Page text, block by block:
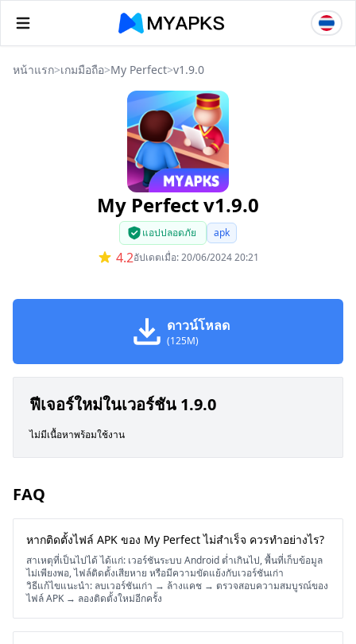
หน้าแรก>เกมมือถือ>My Perfect>v1.9.0
My Perfect v1.9.0
แอปปลอดภัย apk
4.2อัปเดตเมื่อ: 20/06/2024 20:21
ดาวน์โหลด
(125M)
ฟีเจอร์ใหม่ในเวอร์ชัน 1.9.0
ไม่มีเนื้อหาพร้อมใช้งาน
FAQ
หากติดตั้งไฟล์ APK ของ My Perfect ไม่สำเร็จ ควรทำอย่างไร?
สาเหตุที่เป็นไปได้ ได้แก่: เวอร์ชันระบบ Android ต่ำเกินไป, พื้นที่เก็บข้อมูล
ไม่เพียงพอ, ไฟล์ติดตั้งเสียหาย หรือมีความขัดแย้งกับเวอร์ชันเก่า
วิธีแก้ไขแนะนำ: ลบเวอร์ชันเก่า → ล้างแคช → ตรวจสอบความสมบูรณ์ของ
ไฟล์ APK → ลองติดตั้งใหม่อีกครั้ง